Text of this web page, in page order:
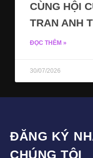
CÙNG HỘI
TRAN ANH
ĐỌC THÊM »
30/07/2026
ĐĂNG KÝ
CHÚNG TÔI